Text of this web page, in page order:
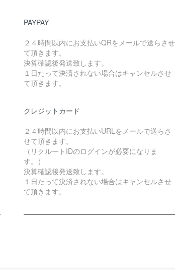
PAYPAY
２４時間以内にお支払いQRをメールで送らさせ
て頂きます。
決算確認後発送致します。
１日たって決済されない場合はキャンセルさせ
て頂きます。
クレジットカード
２４時間以内にお支払いURLをメールで送らさ
せて頂きます。
（リクルートIDのログインが必要になりま
す。）
決算確認後発送致します。
１日たって決済されない場合はキャンセルさせ
て頂きます。